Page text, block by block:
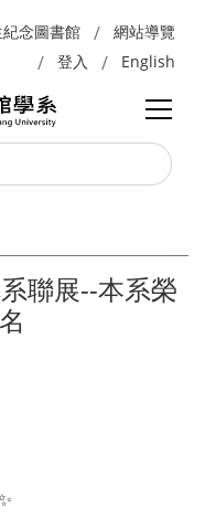
念圖書館
網站導覽
登入
English
聯展--本系榮